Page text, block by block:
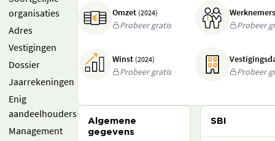
organisaties
Adres
Vestigingen
Dossier
Jaarrekeningen
Enig
aandeelhouders
Management
Omzet (2024)
Probeer gratis
Probeer
Winst (2024)
Probeer gratis
Probeer
Algemene
gegevens
SBI